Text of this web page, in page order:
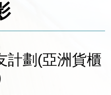
計劃(亞洲貨櫃